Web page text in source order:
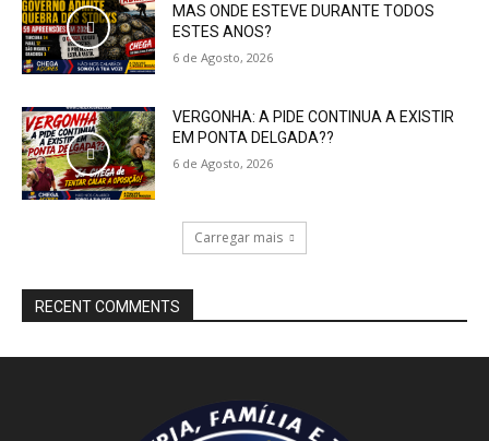
MAS ONDE ESTEVE DURANTE TODOS
ESTES ANOS?
6 de Agosto, 2026
VERGONHA: A PIDE CONTINUA A EXISTIR
EM PONTA DELGADA??
6 de Agosto, 2026
Carregar mais
RECENT COMMENTS